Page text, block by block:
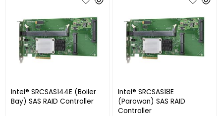
Intel® SRCSAS144E (Boiler
Bay) SAS RAID Controller
Intel® SRCSAS18E
(Parowan) SAS RAID
Controller